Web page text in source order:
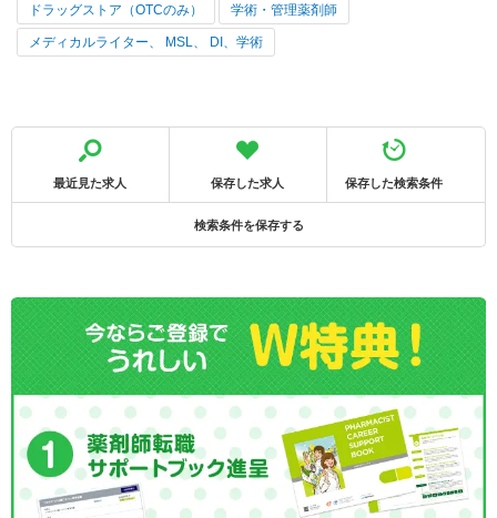
ドラッグストア（OTCのみ） 学術・管理薬剤師
メディカルライター、 MSL、 DI、学術
最近見た求人 保存した求人 保存した検索条件
検索条件を保存する